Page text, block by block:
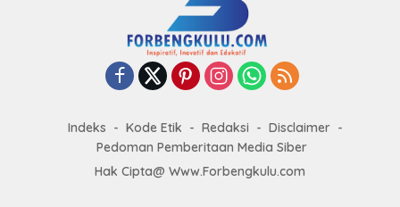
Indeks Kode Etik Redaksi
Disclaimer
Pedoman Pemberitaan Media Siber
Hak Cipta@ Www.Forbengkulu.com